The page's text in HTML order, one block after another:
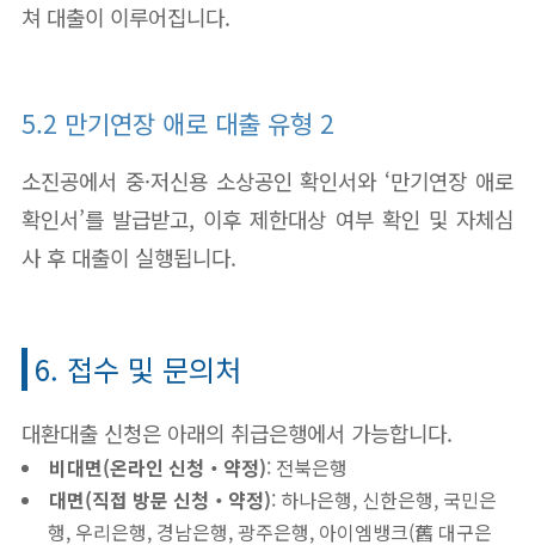
쳐 대출이 이루어집니다.
5.2 만기연장 애로 대출 유형 2
소진공에서 중·저신용 소상공인 확인서와 ‘만기연장 애로
확인서’를 발급받고, 이후 제한대상 여부 확인 및 자체심
사 후 대출이 실행됩니다.
6. 접수 및 문의처
대환대출 신청은 아래의 취급은행에서 가능합니다.
비대면(온라인 신청‧약정): 전북은행
대면(직접 방문 신청‧약정): 하나은행, 신한은행, 국민은
행, 우리은행, 경남은행, 광주은행, 아이엠뱅크(舊 대구은